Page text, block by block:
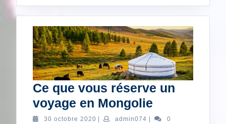
Ce que vous réserve un
voyage en Mongolie
que
30 octobre 2020 30
admin074 admin074
0